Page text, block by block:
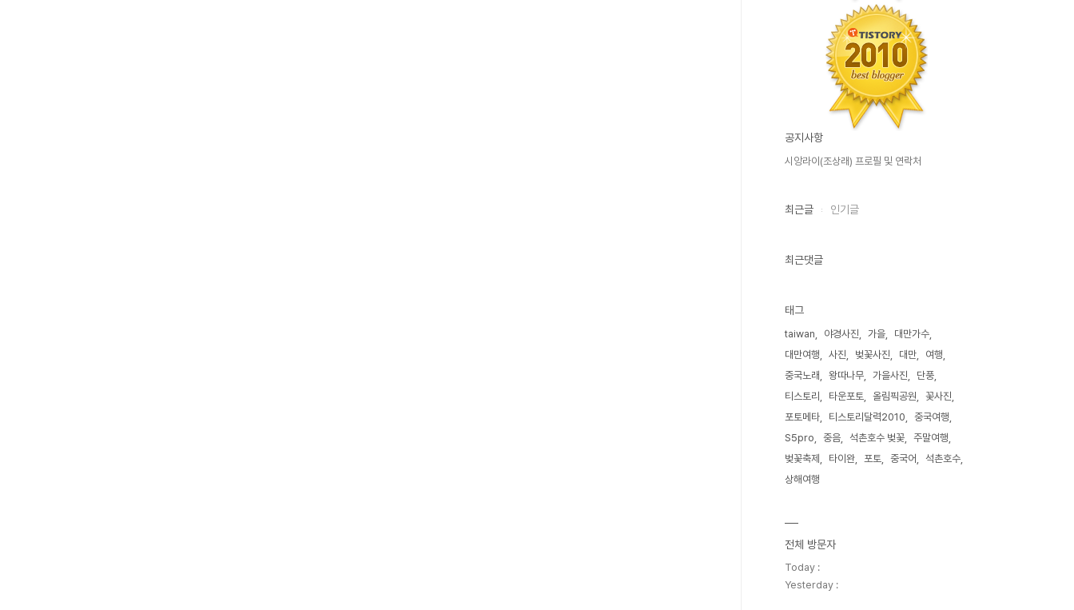
공지사항
시앙라이(조상래) 프로필 및 연락처
최근글 인기글
최근댓글
태그
taiwan 야경사진 가을
대만가수
대만여행
사진 벚꽃사진 대만
여행
중국노래
왕따나무 가을사진
단풍
티스토리
타운포토 올림픽공원
꽃사진
포토메타
티스토리달력2010
중국여행
S5pro
중음 석촌호수 벚꽃
주말여행
벚꽃축제
타이완 포토 중국어
석촌호수
상해여행
전체 방문자
Today :
Yesterday :